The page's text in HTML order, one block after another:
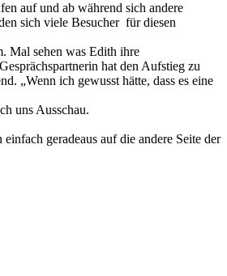
auf und ab während sich andere
sich viele Besucher für diesen
Mal sehen was Edith ihre
hat den Aufstieg zu
„Wenn ich gewusst hätte, dass es eine
uns Ausschau.
geradeaus auf die andere Seite der